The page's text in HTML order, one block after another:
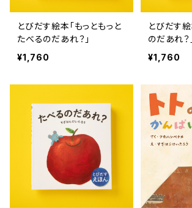
とびだす絵本「もっともっと
たべるのだあれ？」
¥1,760
とびだす絵
のだあれ？
¥1,760